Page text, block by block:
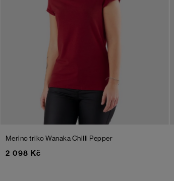
Merino triko WanakaChilli Pepper
2 098 Kč